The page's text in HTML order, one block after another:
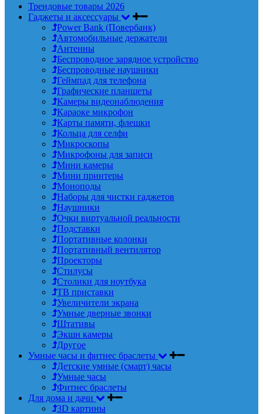
Трендовые товары 2026
Гаджеты и аксессуары
Power Bank (Повербанк)
Автомобильные держатели
Антенны
Беспроводное зарядное устройство
Беспроводные наушники
Геймпад для телефона
Графические планшеты
Камеры видеонаблюдения
Караоке микрофон
Карты памяти, флешки
Кольца для селфи
Микроскопы
Микрофоны для записи
Мини камеры
Мини принтеры
Моноподы
Наборы для чистки гаджетов
Наушники
Очки виртуальной реальности
Подставки
Портативные колонки
Портативный вентилятор
Проекторы
Стилусы
Столики для ноутбука
ТВ приставки
Увеличители экрана
Умные дверные звонки
Штативы
Экшн камеры
Другое
Умные часы и фитнес браслеты
Детские умные (смарт) часы
Умные часы
Фитнес браслеты
Для дома и дачи
3D картины